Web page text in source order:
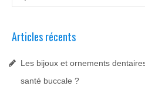
:
Articles récents
Les bijoux et ornements
santé buccale ?